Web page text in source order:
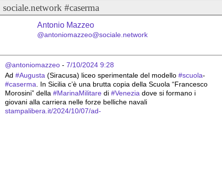
sociale.network #caserma
Antonio Mazzeo
@antoniomazzeo@sociale.network
@antoniomazzeo - 7/10/2024 9:28
Ad #Augusta (Siracusa) liceo sperimentale del modello #scuola-
#caserma . In Sicilia c’è una brutta copia della Scuola “Francesco
Morosini” della #MarinaMilitare di #Venezia dove si formano i
giovani alla carriera nelle forze belliche navali
stampalibera.it/2024/10/07/ad-